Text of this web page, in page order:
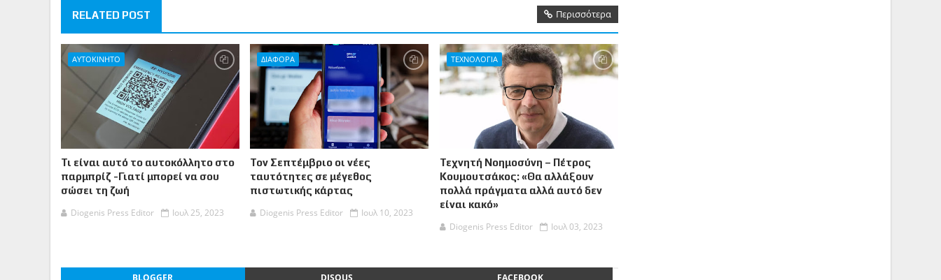
RELATED POST Περισσότερα
ΑΥΤΟΚΙΝΗΤΟ
Τι είναι αυτό το αυτοκόλλητο στο
παρμπρίζ -Γιατί μπορεί να σου
σώσει τη ζωή
Diogenis Press Editor
Ιουλ 25, 2023
ΔΙΑΦΟΡΑ
Τον Σεπτέμβριο οι νέες
ταυτότητες σε μέγεθος
πιστωτικής κάρτας
Diogenis Press Editor
Ιουλ 10, 2023
ΤΕΧΝΟΛΟΓΙΑ
Τεχνητή Νοημοσύνη – Πέτρος
Κουμουτσάκος: «Θα αλλάξουν
πολλά πράγματα αλλά αυτό δεν
είναι κακό»
Diogenis Press Editor
Ιουλ 03, 2023
BLOGGER DISQUS FACEBOOK